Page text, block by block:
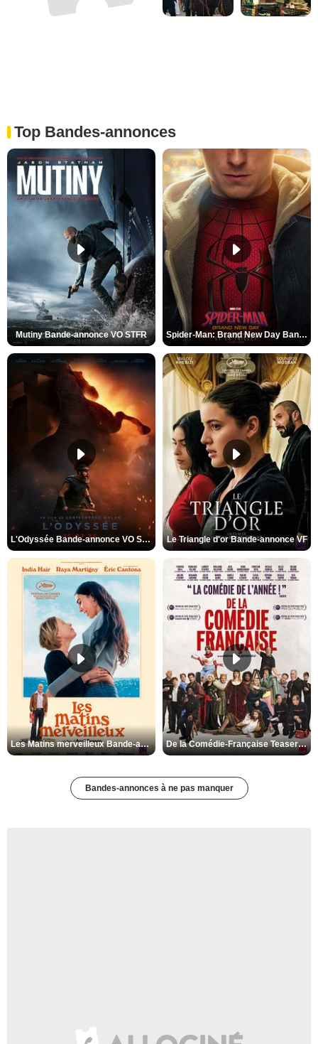
Top Bandes-annonces
Mutiny Bande-annonce VO STFR Spider-Man: Brand New Day Bande-annonce VO STFR
L'Odyssée Bande-annonce VO STFR Le Triangle d'or Bande-annonce VF
Les Matins merveilleux Bande-annonce VF De la Comédie-Française Teaser VF
Bandes-annonces à ne pas manquer